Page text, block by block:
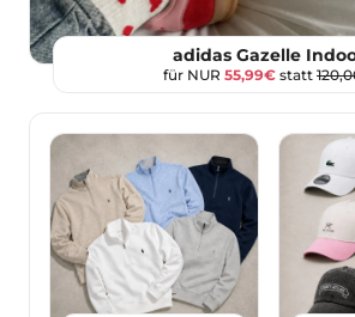
adidas Gazelle
für NUR 55,99€ statt